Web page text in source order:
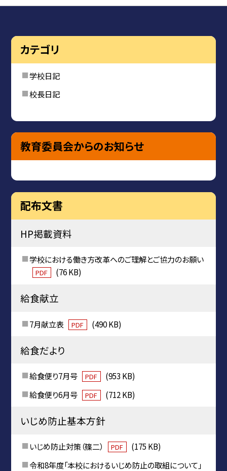
カテゴリ
学校日記
校長日記
教育委員会からのお知らせ
配布文書
HP掲載資料
学校における働き方改革へのご理解とご協力のお願い
PDF (76 KB)
給食献立
7月献立表 PDF (490 KB)
給食だより
給食便り7月号 PDF
(953 KB)
給食便り6月号
PDF (712 KB)
いじめ防止基本方針
いじめ防止対策（篠二） PDF
(175 KB)
令和8年度「本校におけるいじめ防止の取組について」